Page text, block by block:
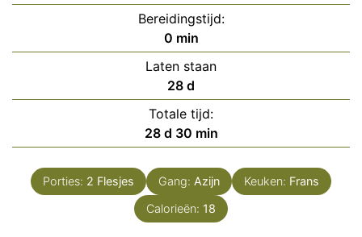
Bereidingstijd:
0minuten
min
Laten staan
28dagen
d
Totale tijd:
28dagen
d 30minuten
min
Porties: 2 Flesjes Gang: Azijn Keuken: Frans
Calorieën: 18